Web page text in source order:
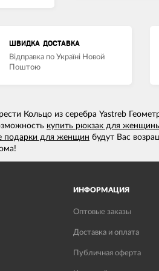
ШВИДКА ДОСТАВКА
Відправка по Україні Новой
Поштою
Кольцо из серебра Yastreb
купить рюкзак для
подарки для женщин будут Вас
ИНФОРМАЦИЯ
Оптовые заказы
Доставка и оплата
Публичная оферта